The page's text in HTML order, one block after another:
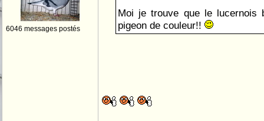
6046 messages postés
Moi je trouve que le lucernois
pigeon de couleur!!